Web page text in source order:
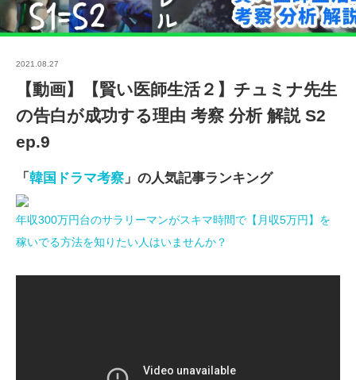
2021.08.27
【動画】【賢い医師生活２】チュミナ先生
の告白が成功する理由 考察 分析 解説 S2
ep.9
「 韓国ドラマ考察 」の人気記事ランキング
年収300万円台のサラリーマンがスキマ時間で【月収5万円】を
稼いでる方法を知りたい人はいませんか？